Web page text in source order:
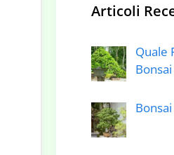
Articoli
Quale
Bonsai